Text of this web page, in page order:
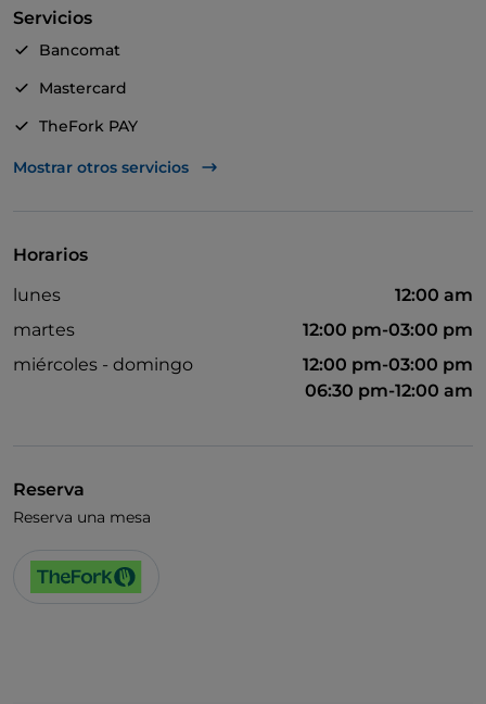
Servicios
Bancomat
Mastercard
TheFork PAY
UnionPay via TheFork PAY
Mostrar otros servicios
Horarios
lunes
12:00 am
martes
12:00 pm-03:00 pm
miércoles - domingo
12:00 pm-03:00 pm
06:30 pm-12:00 am
Reserva
Reserva una mesa